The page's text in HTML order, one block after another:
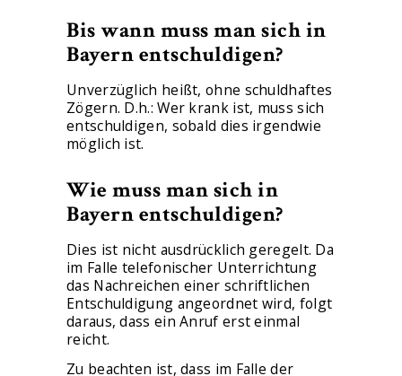
Bis wann muss man sich in
Bayern entschuldigen?
Unverzüglich heißt, ohne schuldhaftes
Zögern. D.h.: Wer krank ist, muss sich
entschuldigen, sobald dies irgendwie
möglich ist.
Wie muss man sich in
Bayern entschuldigen?
Dies ist nicht ausdrücklich geregelt. Da
im Falle telefonischer Unterrichtung
das Nachreichen einer schriftlichen
Entschuldigung angeordnet wird, folgt
daraus, dass ein Anruf erst einmal
reicht.
Zu beachten ist, dass im Falle der